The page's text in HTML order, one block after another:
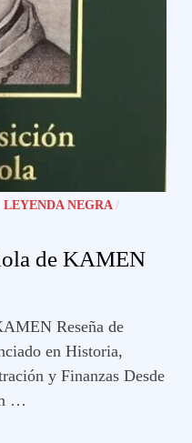
LEYENDA NEGRA /
de KAMEN
Reseña de
en Historia,
y Finanzas Desde
…